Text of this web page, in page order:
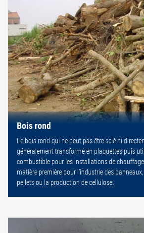
Bois rond
Le bois rond qui ne peut pas être scié ni
généralement transformé en plaquettes puis
combustible pour les installations de
matière première pour l’industrie des
pellets ou la production de cellulose.